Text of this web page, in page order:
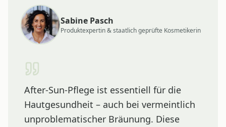
Sabine Pasch
Produktexpertin & staatlich geprüfte Kosmetikerin
After-Sun-Pflege ist essentiell für die
Hautgesundheit – auch bei vermeintlich
unproblematischer Bräunung. Diese